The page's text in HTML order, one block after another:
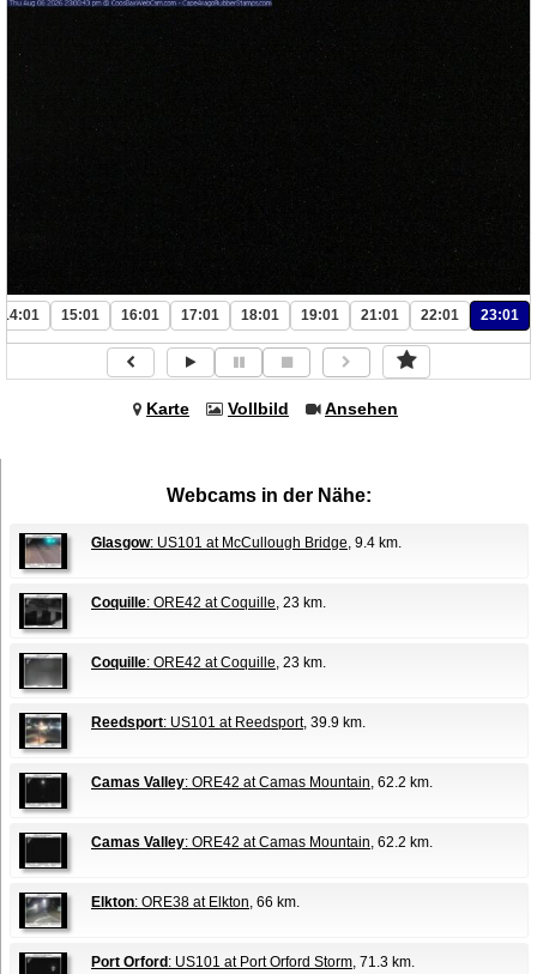
14:01 15:01 16:01 17:01 18:01 19:01 21:01 22:01 23:01
Karte Vollbild Ansehen
Webcams in der Nähe:
Glasgow: US101 at McCullough Bridge, 9.4 km.
Coquille: ORE42 at Coquille, 23 km.
Coquille: ORE42 at Coquille, 23 km.
Reedsport: US101 at Reedsport, 39.9 km.
Camas Valley: ORE42 at Camas Mountain, 62.2 km.
Camas Valley: ORE42 at Camas Mountain, 62.2 km.
Elkton: ORE38 at Elkton, 66 km.
Port Orford : US101 at Port Orford Storm, 71.3 km.